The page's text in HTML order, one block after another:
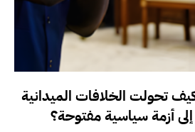
تحولت الخلافات الميدانية
أزمة سياسية مفتوحة؟